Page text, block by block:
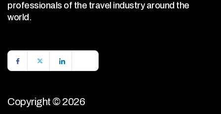
professionals of the travel industry around the
world.
Copyright © 2026